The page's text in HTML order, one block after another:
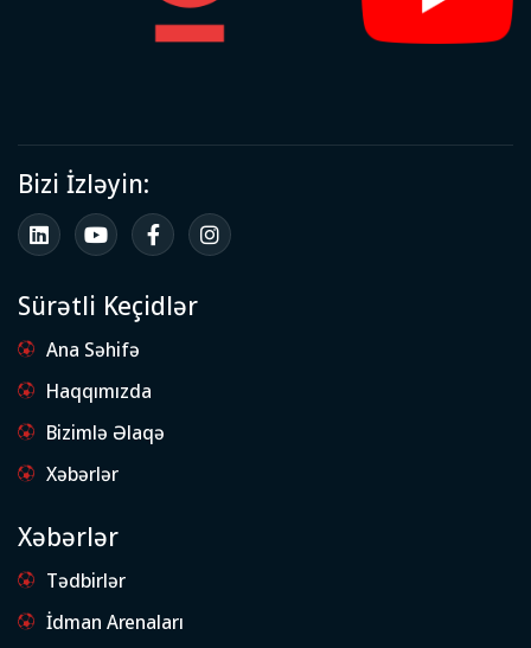
Bizi İzləyin:
Sürətli Keçidlər
Ana Səhifə
Haqqımızda
Bizimlə Əlaqə
Xəbərlər
Xəbərlər
Tədbirlər
İdman Arenaları